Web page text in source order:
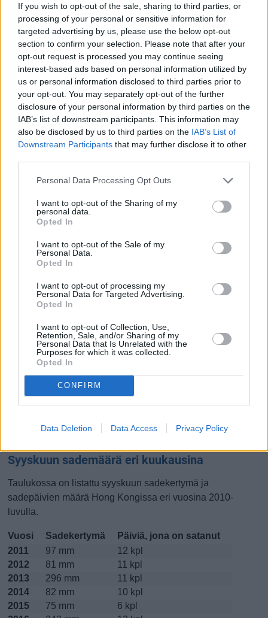
If you wish to opt-out of the sale, sharing to third parties, or
processing of your personal or sensitive information for
targeted advertising by us, please use the below opt-out
section to confirm your selection. Please note that after your
opt-out request is processed you may continue seeing
interest-based ads based on personal information utilized by
us or personal information disclosed to third parties prior to
your opt-out. You may separately opt-out of the further
disclosure of your personal information by third parties on the
IAB’s list of downstream participants. This information may
also be disclosed by us to third parties on the IAB’s List of
Downstream Participants that may further disclose it to other
Personal Data Processing Opt Outs
I want to opt-out of the Sharing of my
personal data.
Opted In
I want to opt-out of the Sale of my
Personal Data.
Opted In
I want to opt-out of processing my
Personal Data for Targeted Advertising.
Opted In
I want to opt-out of Collection, Use,
Retention, Sale, and/or Sharing of my
Personal Data that Is Unrelated with the
Purposes for which it was collected.
Opted In
CONFIRM
Data Deletion Data Access Privacy Policy
Sadepäivien määärä syyskuussa
aikaisempina vuosina
6 kpl
12 kpl
Entä muut kuukaudet? Miten paljon Hong
Tammikuussa Helmikuussa Maaliskuussa
Huhtikuussa Toukokuussa Kesäkuussa
Heinäkuussa Elokuussa Syyskuussa
Lokakuussa
Kiinnostavatko lämpötilat?
lämmintä Hong Kongissa on ollut syyskuussa
Syyskuun sademäärä eri kuukausina
Taulukossa on listattu syyskuun sadekertymä ja
sadepäivien määrä Hong Kongissa eri vuosina 2010-
luvulla.
Vuosi Sadekertymä
Päiviä, jona on satanut
2011
97 mm
12 kpl
2012
81 mm
11 kpl
2013
296 mm
11 kpl
2014
82 mm
10 kpl
2015
75 mm
6 kpl